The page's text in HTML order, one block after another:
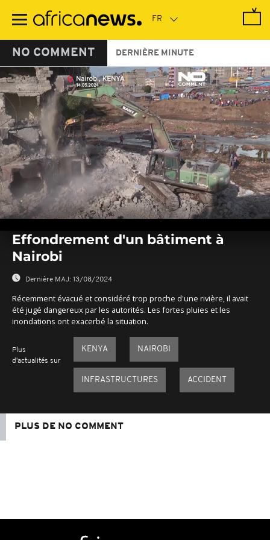
contenu
NO COMMENT DERNIÈRE MINUTE
minute,
Effondrement d'un bâtiment à
Nairobi
Dernière MAJ: 13/08/2024
Récemment évacué et considéré trop proche d'une rivière, il avait
été jugé dangereux par les autorités. Les fortes pluies et les
inondations ont exacerbé la situation.
Plus
d'actualités sur
KENYA NAIROBI
INFRASTRUCTURES ACCIDENT
PLUS DE NO COMMENT